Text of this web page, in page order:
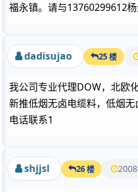
福永镇。请与13760299612杨
dadisujao 25 楼
我公司专业代理DOW，北欧
新推低烟无卤电缆料，低烟
电话联系1
shjjsl 26 楼